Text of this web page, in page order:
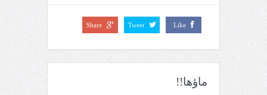
Like
Tweet
Share
ماؤها!!